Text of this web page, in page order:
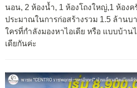
นอน, 2 ห้องน้ำ, 1 ห้องโถงใหญ่,1 ห้องค
ประมาณในการก่อสร้างรวม 1.5 ล้านบ
ใครที่กำลังมองหาไอเดีย หรือ แบบบ้าน
เดียกันค่ะ